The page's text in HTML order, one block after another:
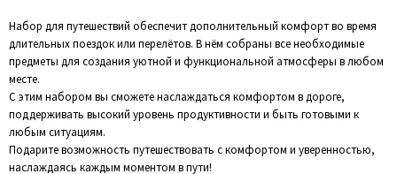
Набор для путешествий обеспечит дополнительный комфорт во время
длительных поездок или перелётов. В нём собраны все необходимые
предметы для создания уютной и функциональной атмосферы в любом
месте.
С этим набором вы сможете наслаждаться комфортом в дороге,
поддерживать высокий уровень продуктивности и быть готовыми к
любым ситуациям.
Подарите возможность путешествовать с комфортом и уверенностью,
наслаждаясь каждым моментом в пути!